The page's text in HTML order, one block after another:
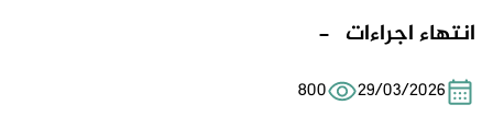
انتهاء اجراءات -
29/03/2026
800